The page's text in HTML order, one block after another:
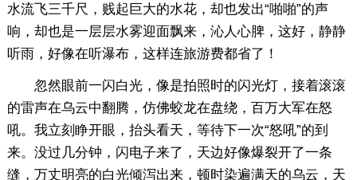
水流飞三千尺，贱起巨大的水花，却也发出“啪啪”的声
响，却也是一层层水雾迎面飘来，沁人心脾，这好，静静
听雨，好像在听瀑布，这样连旅游费都省了！
忽然眼前一闪白光，像是拍照时的闪光灯，接着滚滚
的雷声在乌云中翻腾，仿佛蛟龙在盘绕，百万大军在怒
吼。我立刻睁开眼，抬头看天，等待下一次“怒吼”的到
来。没过几分钟，闪电子来了，天边好像爆裂开了一条
缝，万丈明亮的白光倾泻出来，顿时染遍满天的乌云，天